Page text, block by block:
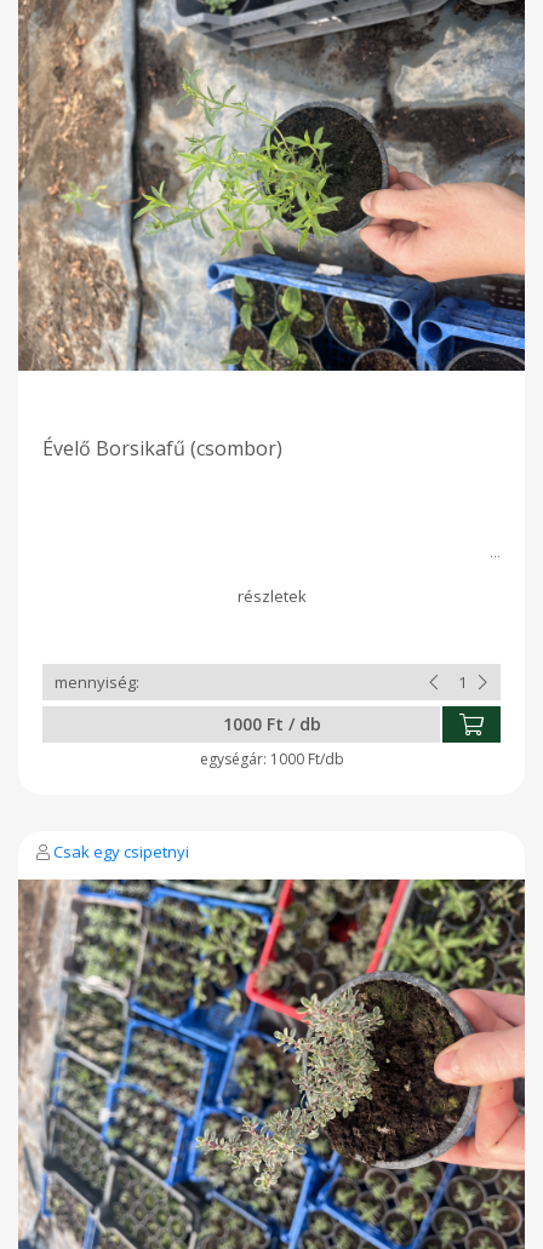
Évelő Borsikafű (csombor)
1000 Ft / db
1000 Ft/db
Csak egy csipetnyi